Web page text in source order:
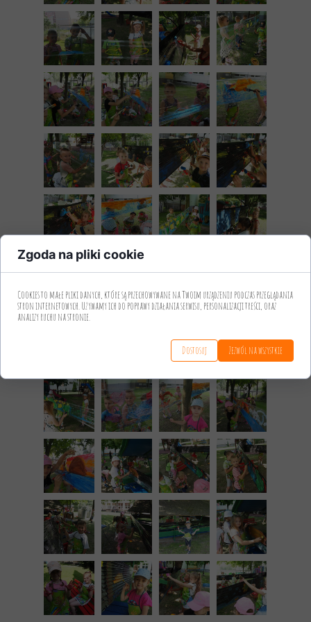
Zgoda na pliki cookie
Cookies to małe pliki danych, które są przechowywane na Twoim urządzeniu podczas przeglądania
stron internetowych. Używamy ich do poprawy działania serwisu, personalizacji treści, oraz
analizy ruchu na stronie.
Dostosuj Zezwól na wszystkie